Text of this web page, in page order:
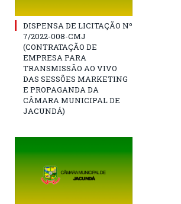
DISPENSA DE LICITAÇÃO Nº
7/2022-008-CMJ
(CONTRATAÇÃO DE
EMPRESA PARA
TRANSMISSÃO AO VIVO
DAS SESSÕES MARKETING
E PROPAGANDA DA
CÂMARA MUNICIPAL DE
JACUNDÁ)